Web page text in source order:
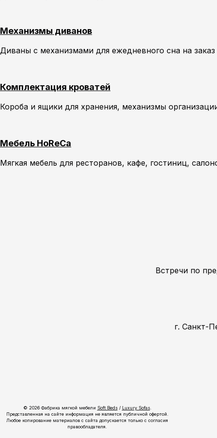
Механизмы диванов
Диваны с механизмами для ежедневного сна на
Комплектация кроватей
Короба и ящики для хранения, механизмы
Мебель HoReCa
Мягкая мебель для ресторанов, кафе, гостиниц,
Встречи по
г. Санкт-
© 2026 Фабрика мягкой мебели Soft Beds/ Luxury Sofas.
Представленная на сайте информация не является публичной офертой.
Любое копирование материалов с сайта допускается только с согласия
правообладателя.